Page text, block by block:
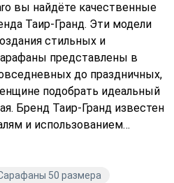
вы найдёте качественные
Таир-Гранд. Эти модели
стильных и
представлены в
до праздничных,
подобрать идеальный
и использованием
обеспечивает комфорт и
цветов позволяет
50 размера